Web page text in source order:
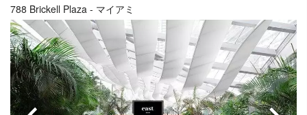
788 Brickell Plaza - マイアミ